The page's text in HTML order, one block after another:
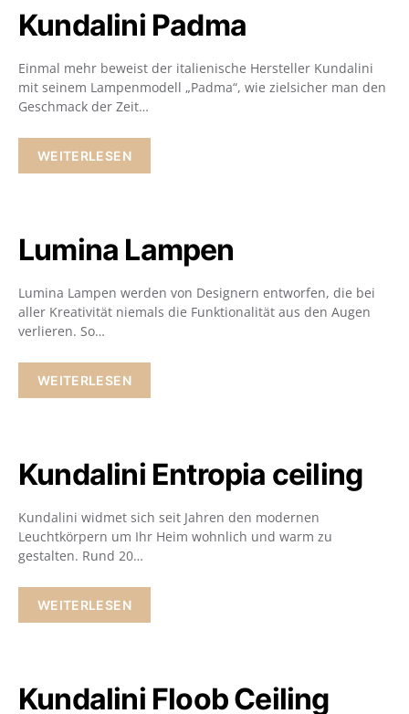
Kundalini Padma
Einmal mehr beweist der italienische Hersteller Kundalini
mit seinem Lampenmodell „Padma“, wie zielsicher man den
Geschmack der Zeit…
WEITERLESEN
Lumina Lampen
Lumina Lampen werden von Designern entworfen, die bei
aller Kreativität niemals die Funktionalität aus den Augen
verlieren. So…
WEITERLESEN
Kundalini Entropia ceiling
Kundalini widmet sich seit Jahren den modernen
Leuchtkörpern um Ihr Heim wohnlich und warm zu
gestalten. Rund 20…
WEITERLESEN
Kundalini Floob Ceiling